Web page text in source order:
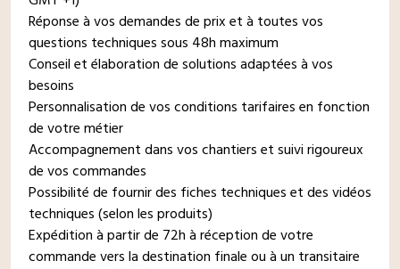
Réponse à vos demandes de prix et à toutes vos
questions techniques sous 48h maximum
Conseil et élaboration de solutions adaptées à vos
besoins
Personnalisation de vos conditions tarifaires en fonction
de votre métier
Accompagnement dans vos chantiers et suivi rigoureux
de vos commandes
Possibilité de fournir des fiches techniques et des vidéos
techniques (selon les produits)
Expédition à partir de 72h à réception de votre
commande vers la destination finale ou à un transitaire